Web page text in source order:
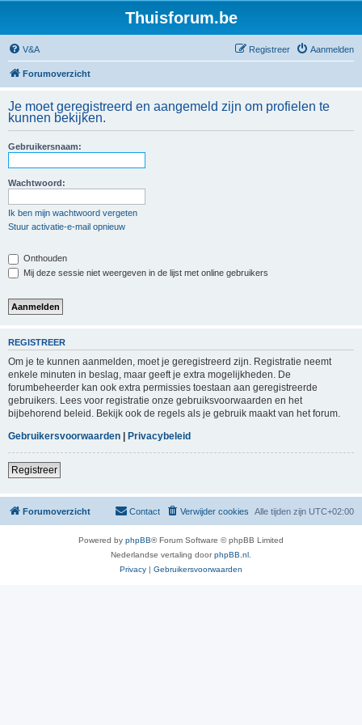
Thuisforum.be
V&A Aanmelden
Registreer
Forumoverzicht
Je moet geregistreerd en aangemeld zijn om profielen te
kunnen bekijken.
Gebruikersnaam:
Wachtwoord:
Ik ben mijn wachtwoord vergeten
Stuur activatie-e-mail opnieuw
Onthouden
Mij deze sessie niet weergeven in de lijst met online gebruikers
REGISTREER
Om je te kunnen aanmelden, moet je geregistreerd zijn. Registratie neemt
enkele minuten in beslag, maar geeft je extra mogelijkheden. De
forumbeheerder kan ook extra permissies toestaan aan geregistreerde
gebruikers. Lees voor registratie onze gebruiksvoorwaarden en het
bijbehorend beleid. Bekijk ook de regels als je gebruik maakt van het forum.
Gebruikersvoorwaarden | Privacybeleid
Registreer
Forumoverzicht Alle tijden zijn UTC+02:00
Verwijder cookies
Contact
Powered by phpBB® Forum Software © phpBB Limited
Nederlandse vertaling doorphpBB.nl
Privacy | Gebruikersvoorwaarden